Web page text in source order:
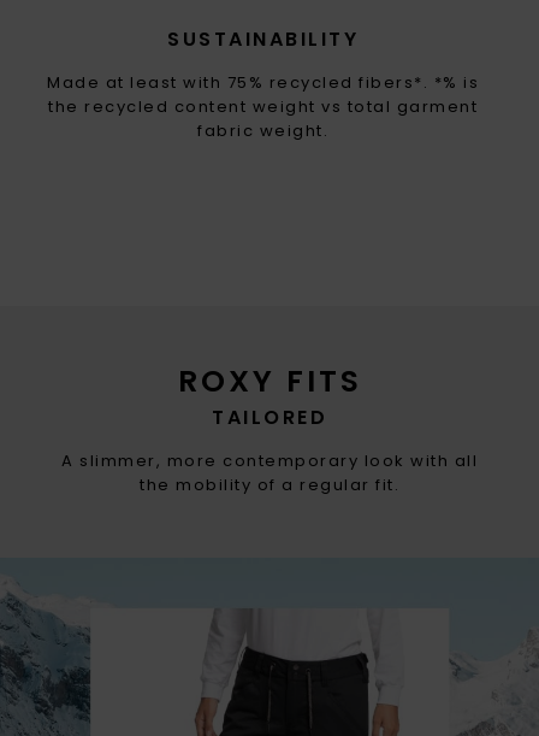
ROXY FITS
TAILORED
A slimmer, more contemporary look with all
the mobility of a regular fit.
SUSTAINABILITY
Made at least with 75% recycled fibers*. *% is
the recycled content weight vs total garment
fabric weight.